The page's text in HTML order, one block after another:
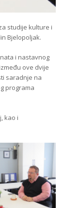
studije kulture i
Bjelopoljak.
i nastavnog
ove dvije
saradnje na
programa
kao i